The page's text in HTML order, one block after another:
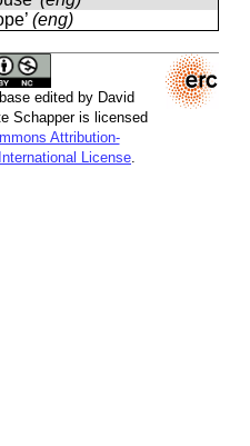
(eng)
edited by David
Schapper is licensed
Attribution-
License.